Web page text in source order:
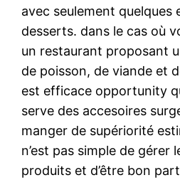
avec seulement quelques
desserts. dans le cas où
un restaurant proposant
de poisson, de viande et
est efficace opportunity
serve des accesoires
manger de supériorité
n’est pas simple de gérer
produits et d’être bon